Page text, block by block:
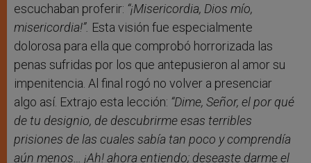
escuchaban proferir: “¡Misericordia, Dios mío,
misericordia!”. Esta visión fue especialmente
dolorosa para ella que comprobó horrorizada las
penas sufridas por los que antepusieron al amor su
impenitencia. Al final rogó no volver a presenciar
algo así. Extrajo esta lección: “Dime, Señor, el por qué
de tu designio, de descubrirme esas terribles
prisiones de las cuales sabía tan poco y comprendía
aún menos… ¡Ah! ahora entiendo; deseaste darme el